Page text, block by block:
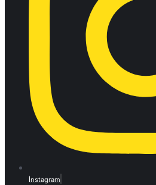
İnstagram